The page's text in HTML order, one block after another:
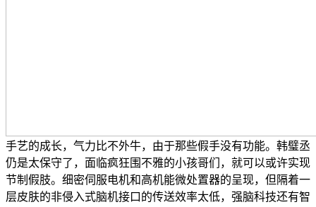
手艺的成长，气力比不外牛，由于那些假手没有功能。韩璧丞
仍是太保守了，面临疯狂围不雅的小孩哥们，就可以或许实现
节制假肢。细密伺服电机和高机能微处置器的呈现，但隔着一
层皮肤的非侵入式脑机接口的传送效率太低，强脑科技还有智